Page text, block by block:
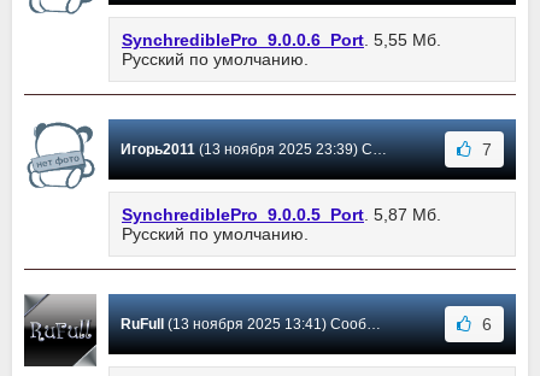
SynchrediblePro_9.0.0.6_Port . 5,55 Мб.
Русский по умолчанию.
Игорь2011(13 ноября 2025 23:39) Сообщение #96 7
SynchrediblePro_9.0.0.5_Port . 5,87 Мб.
Русский по умолчанию.
RuFull(13 ноября 2025 13:41) Сообщение #95 6